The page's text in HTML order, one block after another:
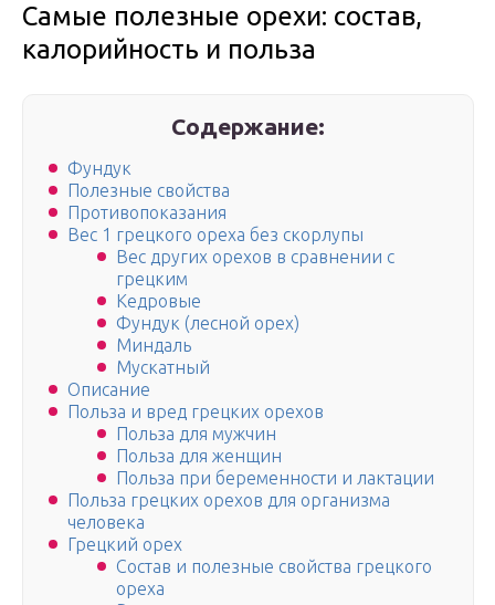
Самые полезные орехи: состав,
калорийность и польза
Содержание:
Фундук
Полезные свойства
Противопоказания
Вес 1 грецкого ореха без скорлупы
Вес других орехов в сравнении с
грецким
Кедровые
Фундук (лесной орех)
Миндаль
Мускатный
Описание
Польза и вред грецких орехов
Польза для мужчин
Польза для женщин
Польза при беременности и лактации
Польза грецких орехов для организма
человека
Грецкий орех
Состав и полезные свойства грецкого
ореха